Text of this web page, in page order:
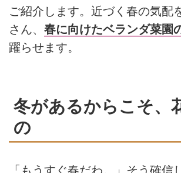
ご紹介します。近づく春の気配
さん、 春に向けたベランダ菜園
躍らせます。
冬があるからこそ、
の
「もうすぐ春だわ。」そう確信